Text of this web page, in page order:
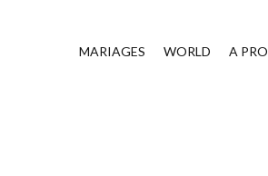
MARIAGES WORLD A